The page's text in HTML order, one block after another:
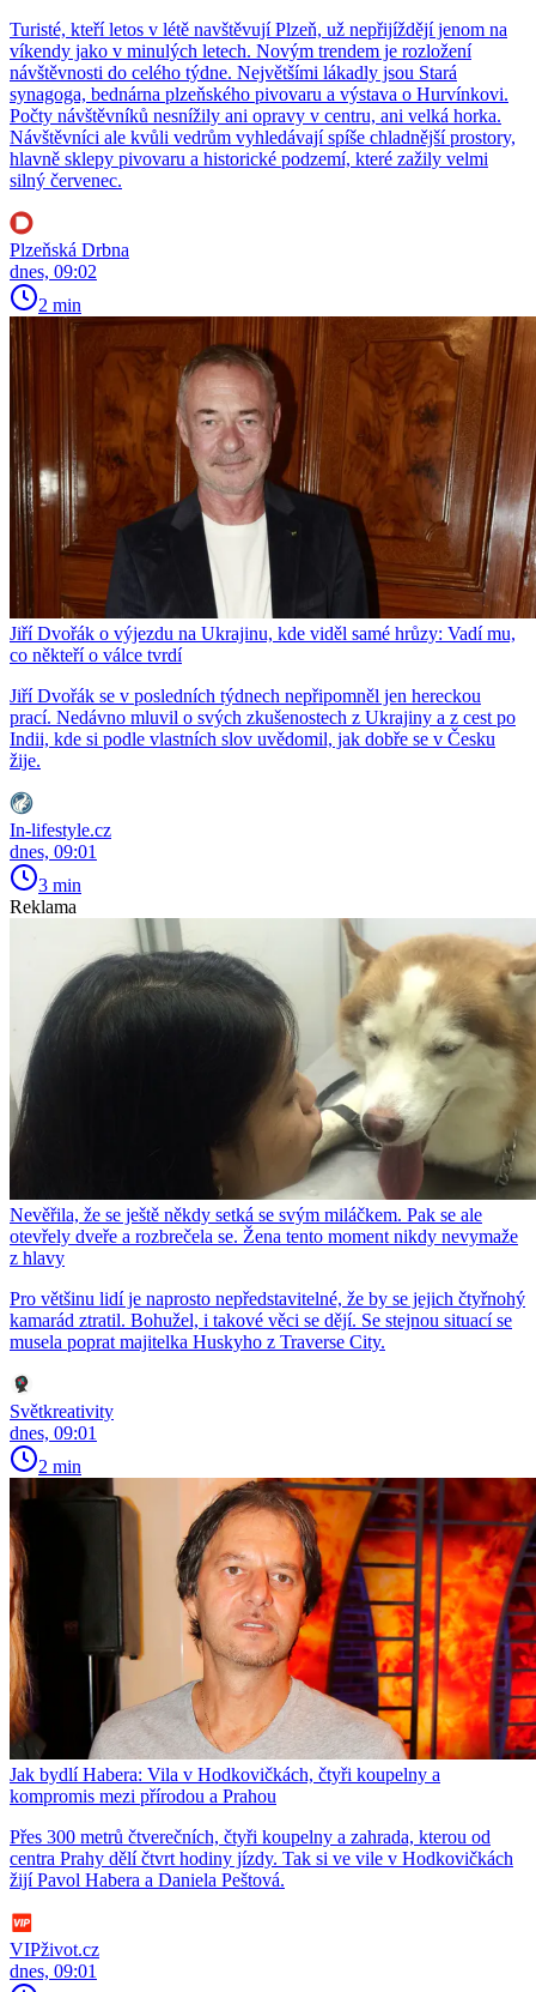
Turisté, kteří letos v létě navštěvují Plzeň, už nepřijíždějí jenom na
víkendy jako v minulých letech. Novým trendem je rozložení
návštěvnosti do celého týdne. Největšími lákadly jsou Stará
synagoga, bednárna plzeňského pivovaru a výstava o Hurvínkovi.
Počty návštěvníků nesnížily ani opravy v centru, ani velká horka.
Návštěvníci ale kvůli vedrům vyhledávají spíše chladnější prostory,
hlavně sklepy pivovaru a historické podzemí, které zažily velmi
silný červenec.
Plzeňská Drbna
dnes, 09:02
2 min
Jiří Dvořák o výjezdu na Ukrajinu, kde viděl samé hrůzy: Vadí mu,
co někteří o válce tvrdí
Jiří Dvořák se v posledních týdnech nepřipomněl jen hereckou
prací. Nedávno mluvil o svých zkušenostech z Ukrajiny a z cest po
Indii, kde si podle vlastních slov uvědomil, jak dobře se v Česku
žije.
In-lifestyle.cz
dnes, 09:01
3 min
Reklama
Nevěřila, že se ještě někdy setká se svým miláčkem. Pak se ale
otevřely dveře a rozbrečela se. Žena tento moment nikdy nevymaže
z hlavy
Pro většinu lidí je naprosto nepředstavitelné, že by se jejich čtyřnohý
kamarád ztratil. Bohužel, i takové věci se dějí. Se stejnou situací se
musela poprat majitelka Huskyho z Traverse City.
Světkreativity
dnes, 09:01
2 min
Jak bydlí Habera: Vila v Hodkovičkách, čtyři koupelny a
kompromis mezi přírodou a Prahou
Přes 300 metrů čtverečních, čtyři koupelny a zahrada, kterou od
centra Prahy dělí čtvrt hodiny jízdy. Tak si ve vile v Hodkovičkách
žijí Pavol Habera a Daniela Peštová.
VIPživot.cz
dnes, 09:01